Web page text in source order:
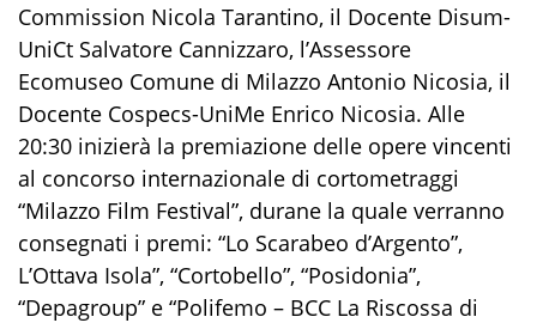
Commission Nicola Tarantino, il Docente Disum-
UniCt Salvatore Cannizzaro, l’Assessore
Ecomuseo Comune di Milazzo Antonio Nicosia, il
Docente Cospecs-UniMe Enrico Nicosia. Alle
20:30 inizierà la premiazione delle opere vincenti
al concorso internazionale di cortometraggi
“Milazzo Film Festival”, durane la quale verranno
consegnati i premi: “Lo Scarabeo d’Argento”,
L’Ottava Isola”, “Cortobello”, “Posidonia”,
“Depagroup” e “Polifemo – BCC La Riscossa di